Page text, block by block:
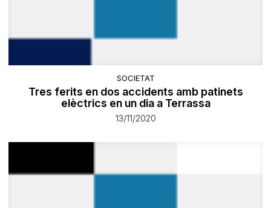
SOCIETAT
Tres ferits en dos accidents amb patinets
elèctrics en un dia a Terrassa
13/11/2020